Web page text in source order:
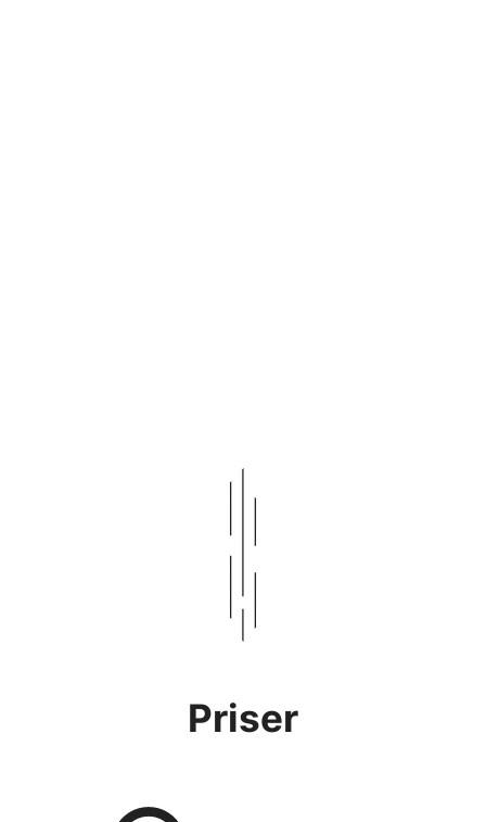
Priser